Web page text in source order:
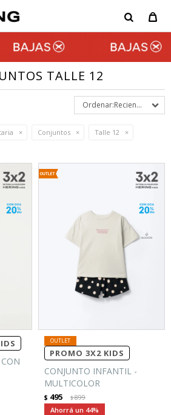
TALLE 12
Recientes
Conjuntos Talle 12
PROMO 3X2 KIDS
CONJUNTO INFANTIL -
MULTICOLOR
$ 495 $899
44